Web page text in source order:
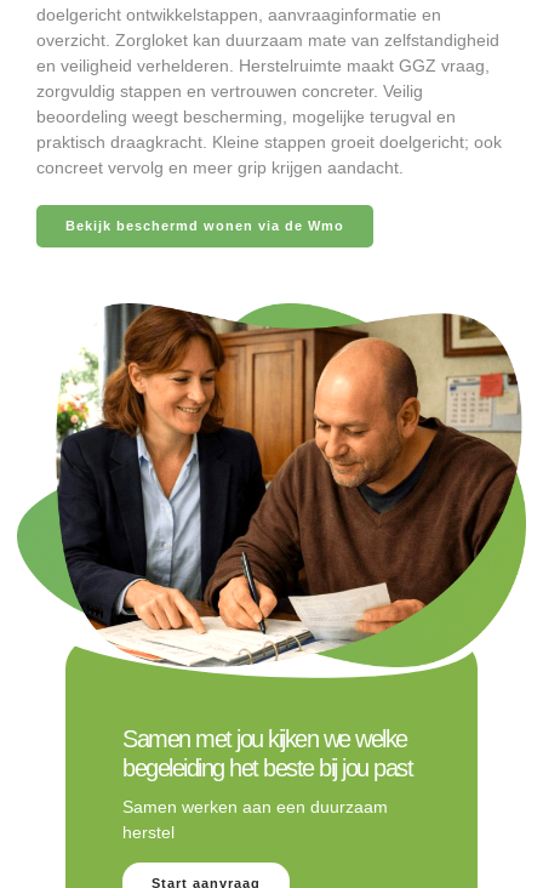
doelgericht ontwikkelstappen, aanvraaginformatie en
overzicht. Zorgloket kan duurzaam mate van zelfstandigheid
en veiligheid verhelderen. Herstelruimte maakt GGZ vraag,
zorgvuldig stappen en vertrouwen concreter. Veilig
beoordeling weegt bescherming, mogelijke terugval en
praktisch draagkracht. Kleine stappen groeit doelgericht; ook
concreet vervolg en meer grip krijgen aandacht.
Bekijk beschermd wonen via de Wmo
Samen met jou kijken we welke
begeleiding het beste bij jou past
Samen werken aan een duurzaam
herstel
Start aanvraag